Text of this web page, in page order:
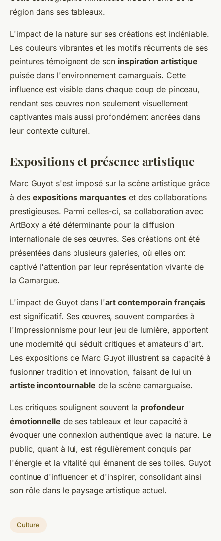
région dans ses tableaux.
L'impact de la nature sur ses créations est indéniable.
Les couleurs vibrantes et les motifs récurrents de ses
peintures témoignent de son inspiration artistique
puisée dans l'environnement camarguais. Cette
influence est visible dans chaque coup de pinceau,
rendant ses œuvres non seulement visuellement
captivantes mais aussi profondément ancrées dans
leur contexte culturel.
Expositions et présence artistique
Marc Guyot s'est imposé sur la scène artistique grâce
à des expositions marquantes et des collaborations
prestigieuses. Parmi celles-ci, sa collaboration avec
ArtBoxy a été déterminante pour la diffusion
internationale de ses œuvres. Ses créations ont été
présentées dans plusieurs galeries, où elles ont
captivé l'attention par leur représentation vivante de
la Camargue.
L'impact de Guyot dans l'art contemporain français
est significatif. Ses œuvres, souvent comparées à
l'Impressionnisme pour leur jeu de lumière, apportent
une modernité qui séduit critiques et amateurs d'art.
Les expositions de Marc Guyot illustrent sa capacité à
fusionner tradition et innovation, faisant de lui un
artiste incontournable de la scène camarguaise.
Les critiques soulignent souvent la profondeur
émotionnelle de ses tableaux et leur capacité à
évoquer une connexion authentique avec la nature. Le
public, quant à lui, est régulièrement conquis par
l'énergie et la vitalité qui émanent de ses toiles. Guyot
continue d'influencer et d'inspirer, consolidant ainsi
son rôle dans le paysage artistique actuel.
Culture